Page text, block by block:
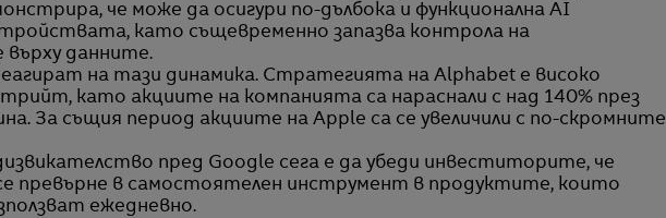
че може да осигури по-дълбока и функционална AI
като същевременно запазва контрола на
данните.
на тази динамика. Стратегията на Alphabet е високо
като акциите на компанията са нараснали с над 140% през
За същия период акциите на Apple са се увеличили с по-скромните
пред Google сега е да убеди инвеститорите, че
превърне в самостоятелен инструмент в продуктите, които
ежедневно.